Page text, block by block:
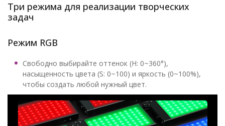
Три режима для реализации творческих
задач
Режим RGB
Свободно выбирайте оттенок (H: 0~360°),
насыщенность цвета (S: 0~100) и яркость (0~100%),
чтобы создать любой нужный цвет.